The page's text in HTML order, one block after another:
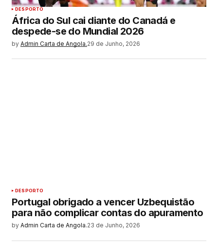
DESPORTO
África do Sul cai diante do Canadá e
despede-se do Mundial 2026
by Admin Carta de Angola.29 de Junho, 2026
DESPORTO
Portugal obrigado a vencer Uzbequistão
para não complicar contas do apuramento
by Admin Carta de Angola.23 de Junho, 2026